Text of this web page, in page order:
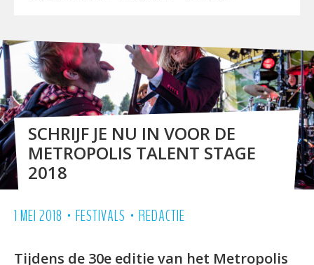
SCHRIJF JE NU IN VOOR DE
METROPOLIS TALENT STAGE
2018
1 MEI 2018 • FESTIVALS • REDACTIE
Tijdens de 30e editie van het Metropolis